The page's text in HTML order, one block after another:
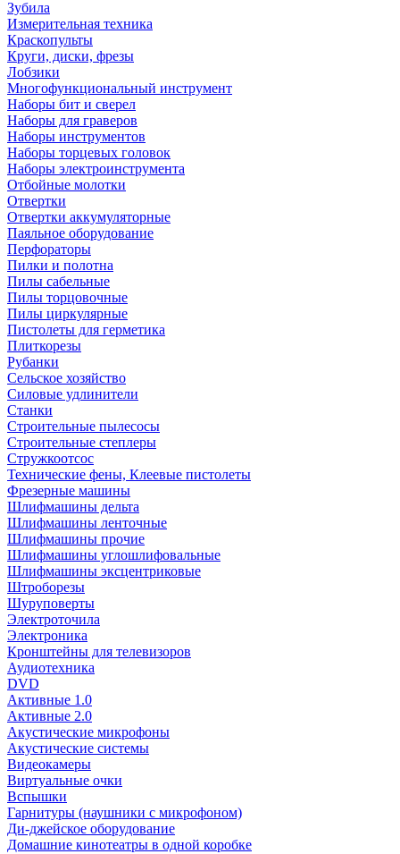
Зубила
Измерительная техника
Краскопульты
Круги, диски, фрезы
Лобзики
Многофункциональный инструмент
Наборы бит и сверел
Наборы для граверов
Наборы инструментов
Наборы торцевых головок
Наборы электроинструмента
Отбойные молотки
Отвертки
Отвертки аккумуляторные
Паяльное оборудование
Перфораторы
Пилки и полотна
Пилы сабельные
Пилы торцовочные
Пилы циркулярные
Пистолеты для герметика
Плиткорезы
Рубанки
Сельское хозяйство
Силовые удлинители
Станки
Строительные пылесосы
Строительные степлеры
Стружкоотсос
Технические фены, Клеевые пистолеты
Фрезерные машины
Шлифмашины дельта
Шлифмашины ленточные
Шлифмашины прочие
Шлифмашины углошлифовальные
Шлифмашины эксцентриковые
Штроборезы
Шуруповерты
Электроточила
Электроника
Кронштейны для телевизоров
Аудиотехника
DVD
Активные 1.0
Активные 2.0
Акустические микрофоны
Акустические системы
Видеокамеры
Виртуальные очки
Вспышки
Гарнитуры (наушники с микрофоном)
Ди-джейское оборудование
Домашние кинотеатры в одной коробке